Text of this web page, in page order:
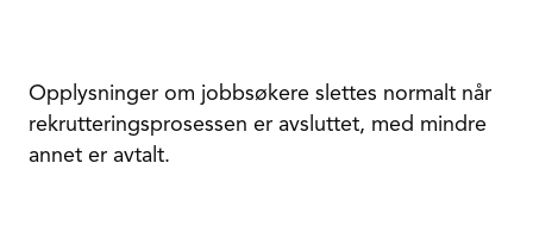
Opplysninger om jobbsøkere slettes normalt når
rekrutteringsprosessen er avsluttet, med mindre
annet er avtalt.